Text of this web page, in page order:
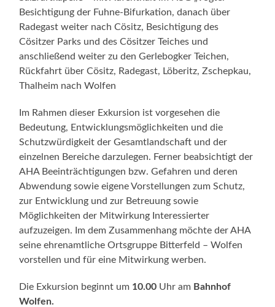
Besichtigung der Fuhne-Bifurkation, danach über
Radegast weiter nach Cösitz, Besichtigung des
Cösitzer Parks und des Cösitzer Teiches und
anschließend weiter zu den Gerlebogker Teichen,
Rückfahrt über Cösitz, Radegast, Löberitz, Zschepkau,
Thalheim nach Wolfen
Im Rahmen dieser Exkursion ist vorgesehen die
Bedeutung, Entwicklungsmöglichkeiten und die
Schutzwürdigkeit der Gesamtlandschaft und der
einzelnen Bereiche darzulegen. Ferner beabsichtigt der
AHA Beeinträchtigungen bzw. Gefahren und deren
Abwendung sowie eigene Vorstellungen zum Schutz,
zur Entwicklung und zur Betreuung sowie
Möglichkeiten der Mitwirkung Interessierter
aufzuzeigen. Im dem Zusammenhang möchte der AHA
seine ehrenamtliche Ortsgruppe Bitterfeld – Wolfen
vorstellen und für eine Mitwirkung werben.
Die Exkursion beginnt um 10.00 Uhr am Bahnhof
Wolfen.